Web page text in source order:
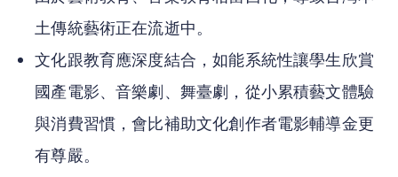
土傳統藝術正在流逝中。
文化跟教育應深度結合，如能系統性讓學生欣賞
國產電影、音樂劇、舞臺劇，從小累積藝文體驗
與消費習慣，會比補助文化創作者電影輔導金更
有尊嚴。